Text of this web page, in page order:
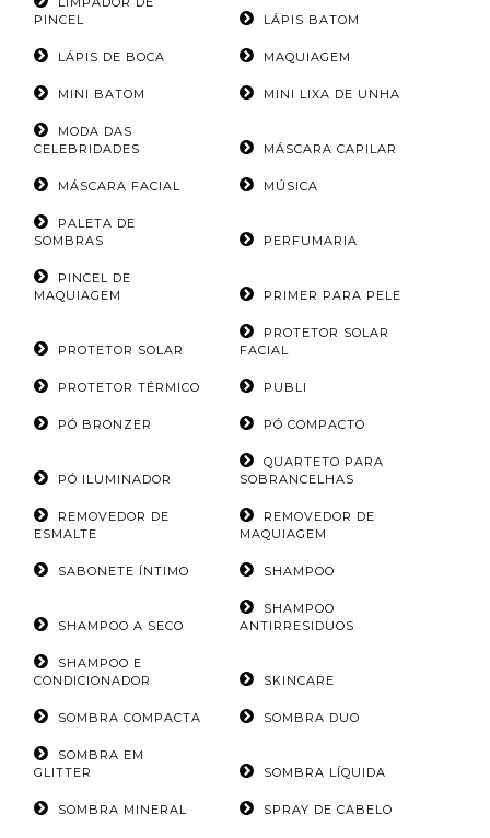
PINCEL
LÁPIS BATOM
LÁPIS DE BOCA MAQUIAGEM
MINI BATOM MINI LIXA DE UNHA
MODA DAS
CELEBRIDADES
MÁSCARA CAPILAR
MÁSCARA FACIAL MÚSICA
PALETA DE
SOMBRAS
PERFUMARIA
PINCEL DE
MAQUIAGEM
PRIMER PARA PELE
PROTETOR SOLAR
PROTETOR SOLAR
FACIAL
PROTETOR TÉRMICO PUBLI
PÓ BRONZER PÓ COMPACTO
PÓ ILUMINADOR
QUARTETO PARA
SOBRANCELHAS
REMOVEDOR DE
ESMALTE
REMOVEDOR DE
MAQUIAGEM
SABONETE ÍNTIMO SHAMPOO
SHAMPOO A SECO
SHAMPOO
ANTIRRESIDUOS
SHAMPOO E
CONDICIONADOR
SKINCARE
SOMBRA COMPACTA SOMBRA DUO
SOMBRA EM
GLITTER
SOMBRA LÍQUIDA
SOMBRA MINERAL SPRAY DE CABELO